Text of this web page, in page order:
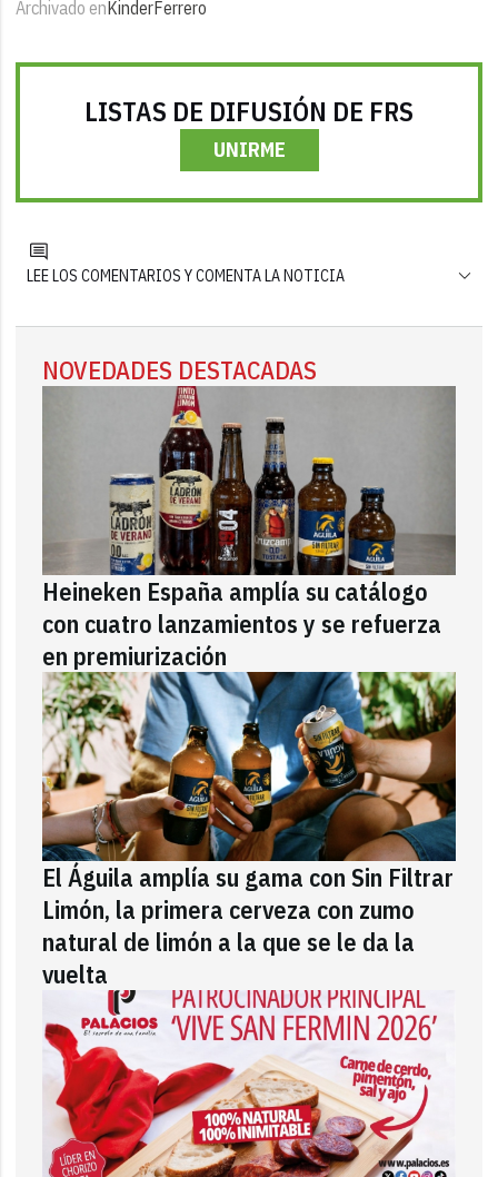
Archivado enKinderFerrero
LISTAS DE DIFUSIÓN DE FRS
UNIRME
LEE LOS COMENTARIOS Y COMENTA LA NOTICIA
NOVEDADES DESTACADAS
Heineken España amplía su catálogo
con cuatro lanzamientos y se refuerza
en premiurización
El Águila amplía su gama con Sin Filtrar
Limón, la primera cerveza con zumo
natural de limón a la que se le da la
vuelta